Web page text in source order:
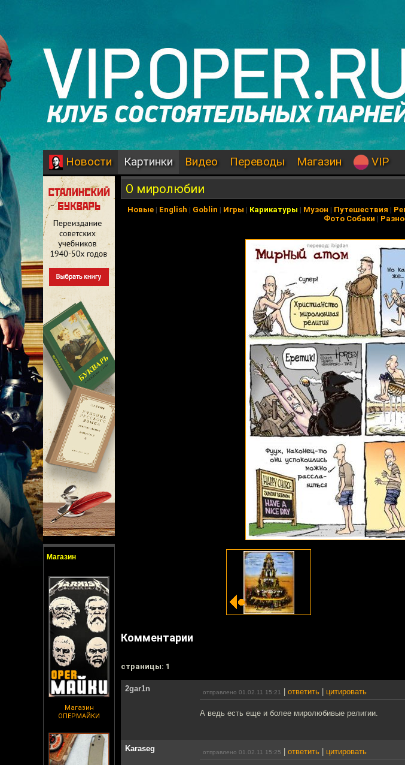
Новости Картинки Видео Переводы Магазин VIP
Магазин
Магазин
ОПЕРМАЙКИ
О миролюбии
Новые| English | Goblin | Игры | Карикатуры | Музон | Путешествия |
Фото Собаки |
Комментарии
cтраницы: 1
2gar1n отправлено 01.02.11 15:21 ответить цитировать
А ведь есть еще и более миролюбивые религии.
Karaseg отправлено 01.02.11 15:25 ответить цитировать